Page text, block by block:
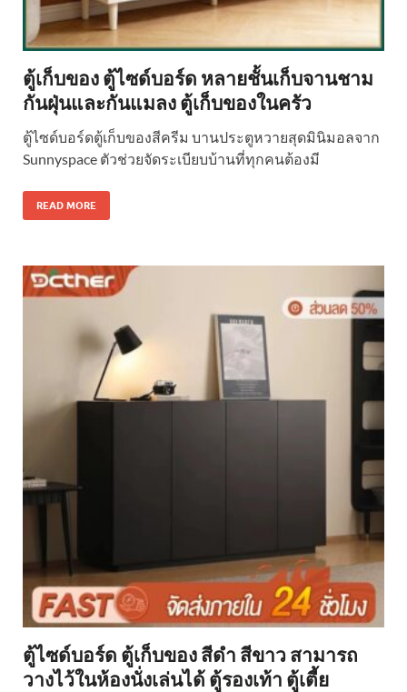
ตู้เก็บของ ตู้ไซด์บอร์ด หลายชั้นเก็บจานชาม
กันฝุ่นและกันแมลง ตู้เก็บของในครัว
ตู้ไซด์บอร์ดตู้เก็บของสีครีม บานประตูหวายสุดมินิมอลจาก
Sunnyspace ตัวช่วยจัดระเบียบบ้านที่ทุกคนต้องมี
READ MORE
ตู้ไซด์บอร์ด ตู้เก็บของ สีดำ สีขาว สามารถ
วางไว้ในห้องนั่งเล่นได้ ตู้รองเท้า ตู้เตี้ย